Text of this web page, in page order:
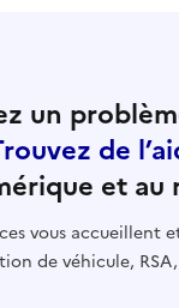
un
de
et au
vous
de véhicule,